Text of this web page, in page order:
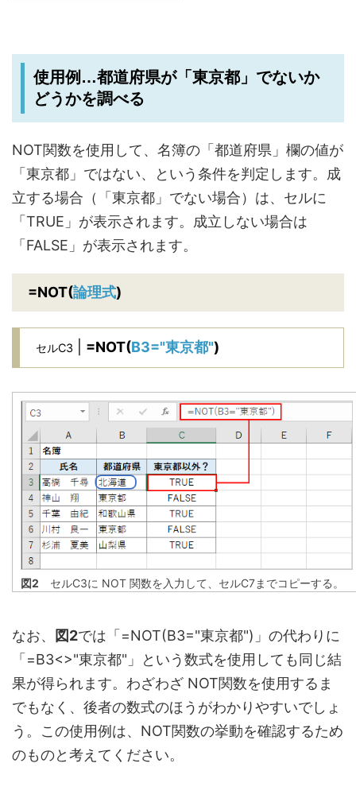
使用例…都道府県が「東京都」でないか
どうかを調べる
NOT関数を使用して、名簿の「都道府県」欄の値が
「東京都」ではない、という条件を判定します。成
立する場合（「東京都」でない場合）は、セルに
「TRUE」が表示されます。成立しない場合は
「FALSE」が表示されます。
=NOT(論理式)
セルC3 =NOT(B3="東京都")
図2 セルC3に NOT 関数を入力して、セルC7までコピーする。
なお、 図2では「=NOT(B3="東京都")」の代わりに
「=B3<>"東京都"」という数式を使用しても同じ結
果が得られます。わざわざ NOT関数を使用するま
でもなく、後者の数式のほうがわかりやすいでしょ
う。この使用例は、NOT関数の挙動を確認するため
のものと考えてください。